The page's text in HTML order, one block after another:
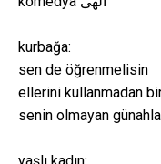
kurbağa:
sen de öğrenmelisin
ellerini kullanmadan
senin olmayan